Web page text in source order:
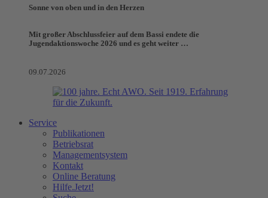
Sonne von oben und in den Herzen
Mit großer Abschlussfeier auf dem Bassi endete die
Jugendaktionswoche 2026 und es geht weiter …
09.07.2026
Service
Publikationen
Betriebsrat
Managementsystem
Kontakt
Online Beratung
Hilfe.Jetzt!